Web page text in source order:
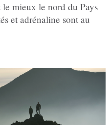
mieux le nord du Pays
et adrénaline sont au